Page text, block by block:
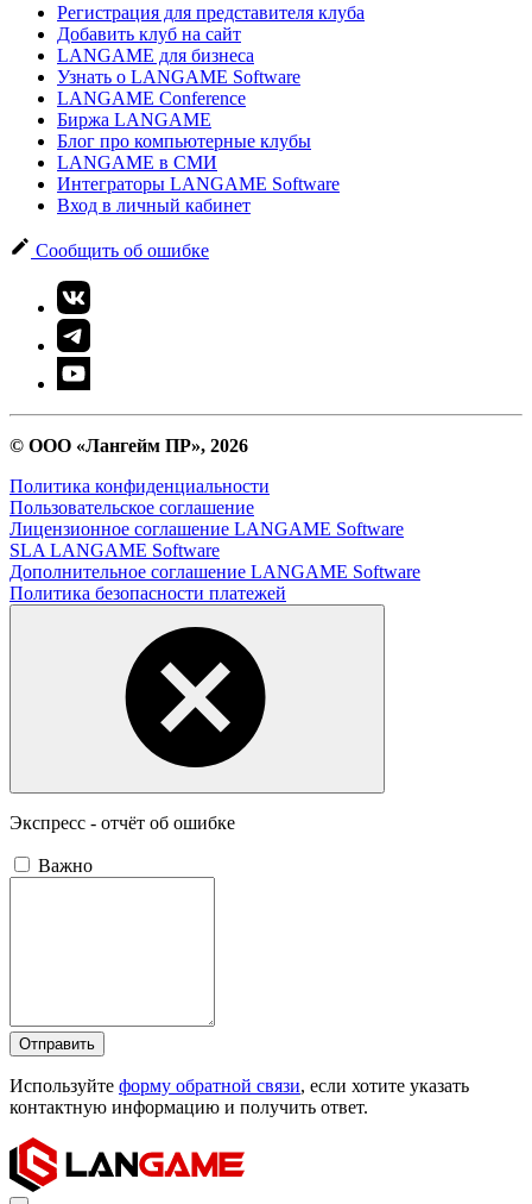
Регистрация для представителя клуба
Добавить клуб на сайт
LANGAME для бизнеса
Узнать о LANGAME Software
LANGAME Conference
Биржа LANGAME
Блог про компьютерные клубы
LANGAME в СМИ
Интеграторы LANGAME Software
Вход в личный кабинет
Сообщить об ошибке
© ООО «Лангейм ПР», 2026
Политика конфиденциальности
Пользовательское соглашение
Лицензионное соглашение LANGAME Software
SLA LANGAME Software
Дополнительное соглашение LANGAME Software
Политика безопасности платежей
Экспресс - отчёт об ошибке
Важно
Отправить
Используйте форму обратной связи, если хотите указать
контактную информацию и получить ответ.